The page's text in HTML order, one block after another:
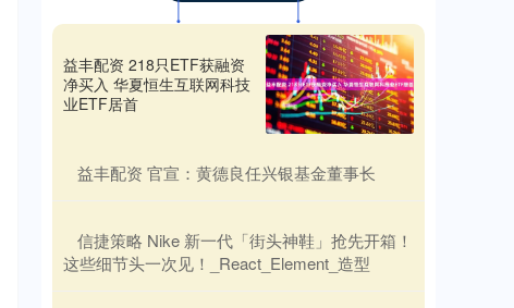
益丰配资 218只ETF获融资
净买入 华夏恒生互联网科技
业ETF居首
​益丰配资 官宣：黄德良任兴银基金董事长
​信捷策略 Nike 新一代「街头神鞋」抢先开箱！
这些细节头一次见！_React_Element_造型